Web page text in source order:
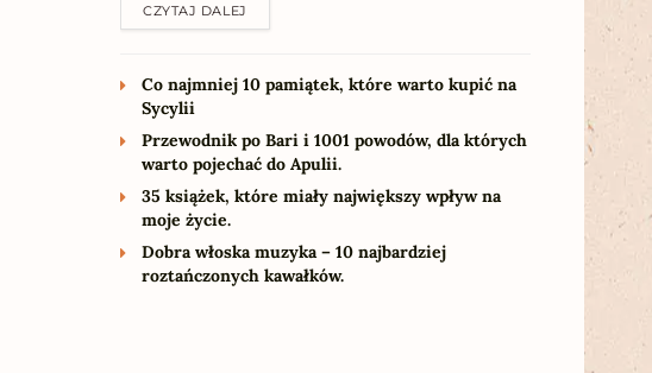
CZYTAJ DALEJ
Co najmniej 10 pamiątek, które warto kupić na
Sycylii
Przewodnik po Bari i 1001 powodów, dla których
warto pojechać do Apulii.
35 książek, które miały największy wpływ na
moje życie.
Dobra włoska muzyka – 10 najbardziej
roztańczonych kawałków.